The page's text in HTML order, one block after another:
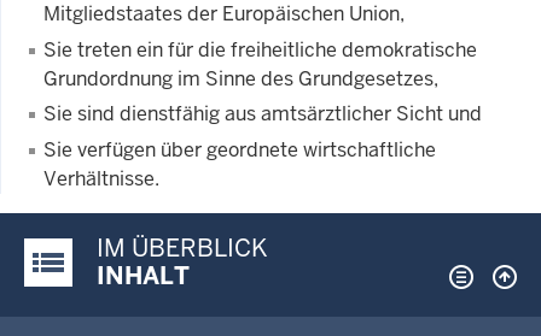
Mitgliedstaates der Europäischen Union,
Sie treten ein für die freiheitliche demokratische
Grundordnung im Sinne des Grundgesetzes,
Sie sind dienstfähig aus amtsärztlicher Sicht und
Sie verfügen über geordnete wirtschaftliche
Verhältnisse.
Justiz-Portal im Überblick:
IM ÜBERBLICK
INHALT